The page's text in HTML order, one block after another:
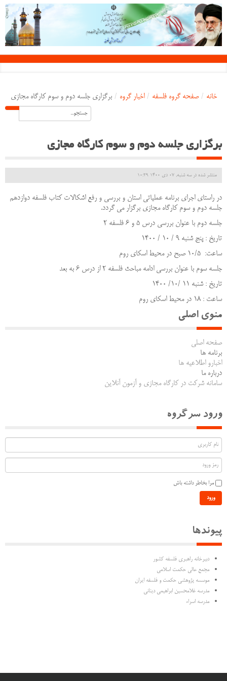
خانه / صفحه گروه فلسفه / اخبار گروه / برگزاری جلسه دوم و سوم کارگاه مجازی
برگزاری جلسه دوم و سوم کارگاه مجازی
منتشر شده در سه شنبه, 07 دی 1400 10:29
در راستای اجرای برنامه عملیاتی استان و بررسی و رفع اشکالات کتاب فلسفه دوازدهم
جلسه دوم و سوم کارگاه مجازی برگزار می گردد.
جلسه دوم با عنوان بررسی درس 5 و 6 فلسفه 2
تاریخ : پنج شنبه 9 / 10 / 1400
ساعت: 10/5 صبح در محیط اسکای روم
جلسه سوم با عنوان بررسی ادامه مباحث فلسفه 2 از درس 6 به بعد
تاریخ : شنبه 11 /10/ 1400
ساعت : 18 در محیط اسکای روم
منوی اصلی
صفحه اصلی
برنامه ها
اخبارو اطلاعیه ها
درباره ما
سامانه شرکت در کارگاه مجازی و آزمون آنلاین
ورود سرگروه
مرا بخاطر داشته باش
ورود
پیوندها
دبیرخانه راهبری فلسفه کشور
مجمع عالی حکمت اسلامی
موسسه پژوهشی حکمت و فلسفه ایران
مدرسه غلامحسین ابراهیمی دینانی
مدرسه اسراء